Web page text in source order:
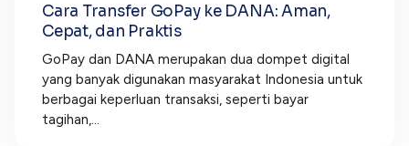
Cara Transfer GoPay ke DANA: Aman,
Cepat, dan Praktis
GoPay dan DANA merupakan dua dompet digital
yang banyak digunakan masyarakat Indonesia untuk
berbagai keperluan transaksi, seperti bayar
tagihan,...